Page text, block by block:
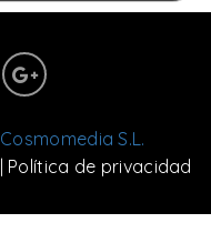
Cosmomedia S.L.
| Política de privacidad